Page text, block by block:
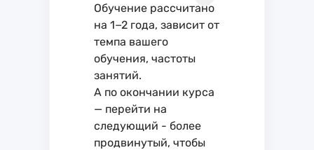
Обучение рассчитано
на 1−2 года, зависит от
темпа вашего
обучения, частоты
занятий.
А по окончании курса
— перейти на
следующий - более
продвинутый, чтобы